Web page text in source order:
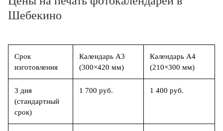
Шебекино
Срок
изготовления
Календарь А3
(300×420 мм)
Календарь А4
(210×300 мм)
3 дня
(стандартный
срок)
1 700 руб. 1 400 руб.